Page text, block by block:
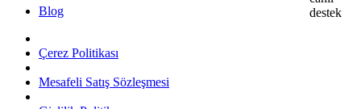
Blog
Çerez Politikası
Mesafeli Satış Sözleşmesi